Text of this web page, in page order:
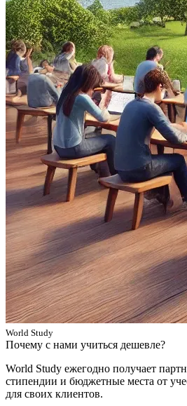
World Study
Почему с нами учиться дешевле?
World Study ежегодно получает
стипендии и бюджетные места от
для своих клиентов.